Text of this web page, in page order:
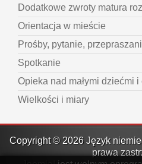
Dodatkowe zwroty matura
Orientacja w mieście
Prośby, pytanie,
Spotkanie
Opieka nad małymi dziećmi i
Wielkości i miary
Copyright © 2026 Język
prawa